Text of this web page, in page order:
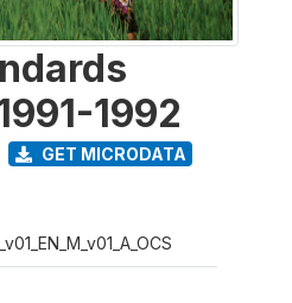
1992
GET MICRODATA